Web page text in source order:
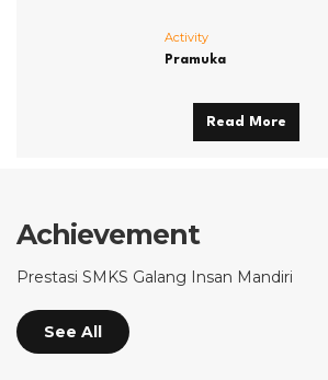
Activity
Pramuka
Read More
Achievement
Prestasi SMKS Galang Insan Mandiri
See All